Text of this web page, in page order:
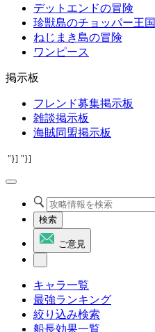
デットエンドの冒険
珍獣島のチョッパー王国
ねじまき島の冒険
ワンピース
掲示板
フレンド募集掲示板
雑談掲示板
海賊同盟掲示板
"}] "}]
検索
ご意見
キャラ一覧
最強ランキング
絞り込み検索
船長効果一覧